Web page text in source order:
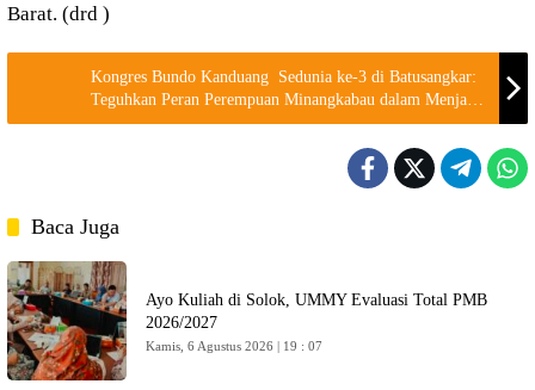
Barat. (drd )
Kongres Bundo Kanduang Sedunia ke-3 di Batusangkar:
Teguhkan Peran Perempuan Minangkabau dalam Menjaga
Adat, Alam, dan Generasi
Baca Juga
Ayo Kuliah di Solok, UMMY Evaluasi Total PMB
2026/2027
Kamis, 6 Agustus 2026 | 19 : 07